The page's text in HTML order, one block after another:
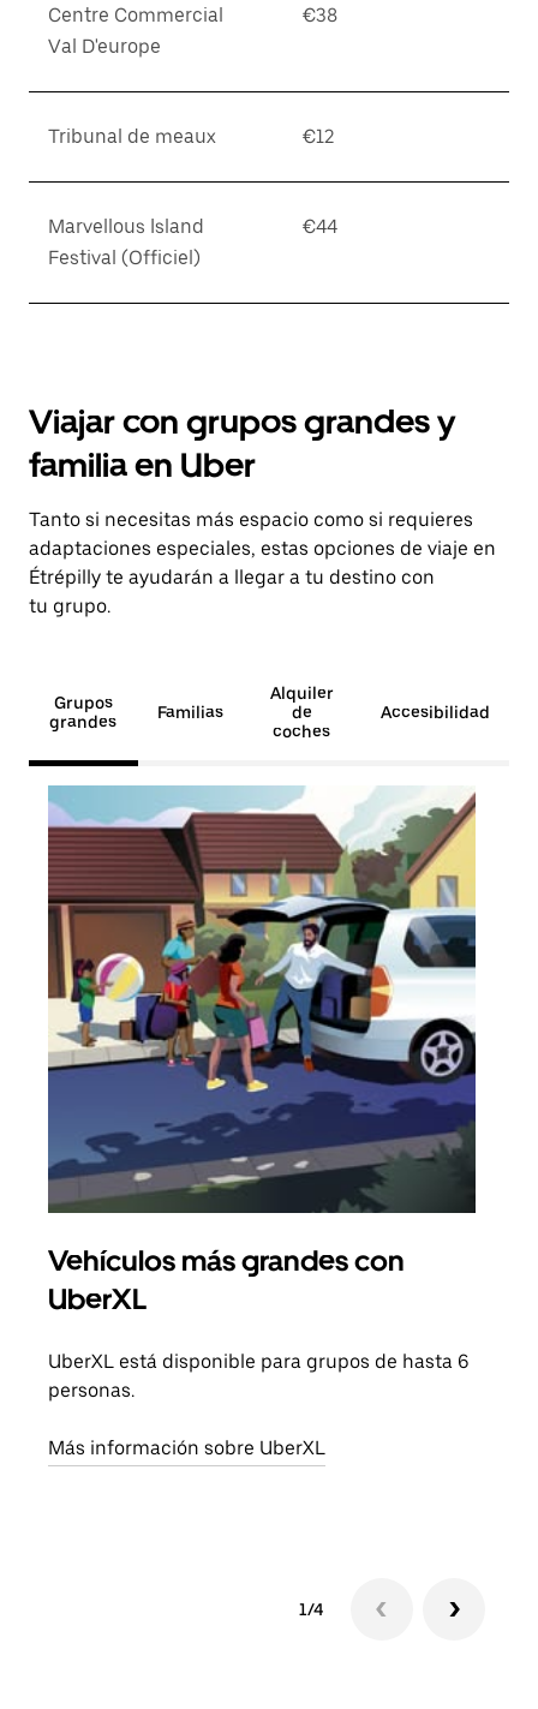
Centre Commercial
Val D'europe
€38
Tribunal de meaux €12
Marvellous Island
Festival (Officiel)
€44
Viajar con grupos grandes y
familia en Uber
Tanto si necesitas más espacio como si requieres
adaptaciones especiales, estas opciones de viaje en
Étrépilly te ayudarán a llegar a tu destino con
tu grupo.
Grupos
grandes
Familias
Alquiler
de
coches
Accesibilidad
Vehículos más grandes con
UberXL
UberXL está disponible para grupos de hasta 6
personas.
Más información sobre UberXL
1/4